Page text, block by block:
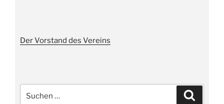
Der Vorstand des Vereins
nach: